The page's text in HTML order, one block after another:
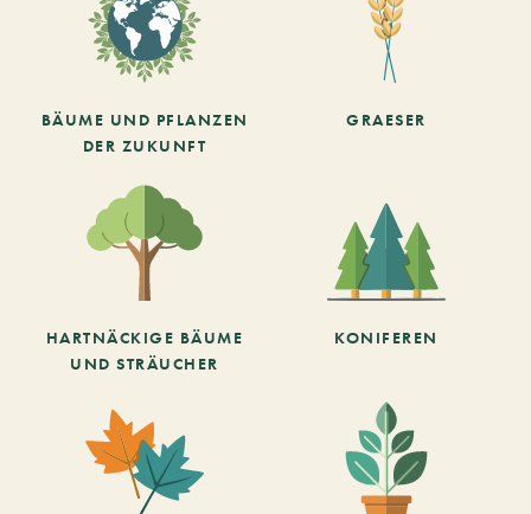
BÄUME UND PFLANZEN
DER ZUKUNFT
GRAESER
HARTNÄCKIGE BÄUME
UND STRÄUCHER
KONIFEREN